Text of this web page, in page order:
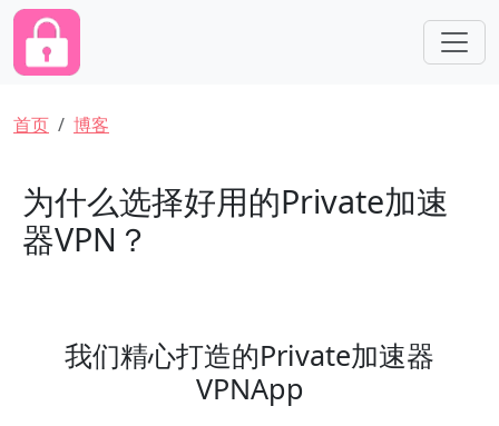
跳转到主要内容
面包屑
首页 博客
为什么选择好用的Private加速
器VPN？
我们精心打造的Private加速器
VPNApp